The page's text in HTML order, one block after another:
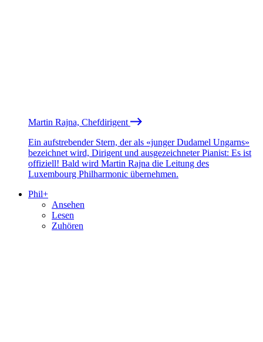
Martin Rajna, Chefdirigent
Ein aufstrebender Stern, der als «junger Dudamel Ungarns»
bezeichnet wird, Dirigent und ausgezeichneter Pianist: Es ist
offiziell! Bald wird Martin Rajna die Leitung des
Luxembourg Philharmonic übernehmen.
Phil+
Ansehen
Lesen
Zuhören